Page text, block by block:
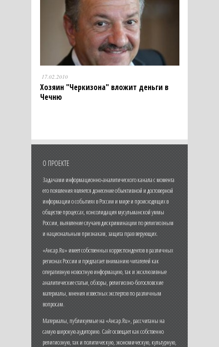
17.02.2010
Хозяин "Черкизона" вложит деньги в
Чечню
О ПРОЕКТЕ
Задачами информационно-аналитического канала с момента
его появления является донесение объективной и достоверной
информации о событиях в России и мире и происходящих в
обществе процессах, консолидация мусульманской уммы
России, выявление случаев дискриминации по религиозным
и национальным признакам, защита прав верующих.
«Ансар.Ru» имеет собственных корреспондентов в различных
регионах России и предлагает вниманию читателей как
оперативную новостную информацию, так и эксклюзивные
аналитические статьи, обзоры, религиозно-богословские
материалы, мнения известных экспертов по различным
вопросам.
Материалы, публикуемые на «Ансар.Ru», рассчитаны на
самую широкую аудиторию. Сайт освещает как собственно
религиозную, так и политическую, экономическую, культурную,